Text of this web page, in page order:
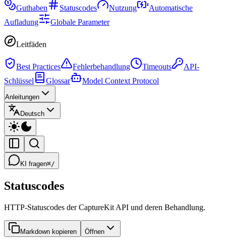
Guthaben Statuscodes Nutzung
Automatische
Aufladung
Globale Parameter
Leitfäden
Best Practices Fehlerbehandlung Timeouts
API-
Schlüssel
Glossar Model Context Protocol
Anleitungen
Deutsch
KI fragen⌘/
Statuscodes
HTTP-Statuscodes der CaptureKit API und deren Behandlung.
Markdown kopieren Öffnen